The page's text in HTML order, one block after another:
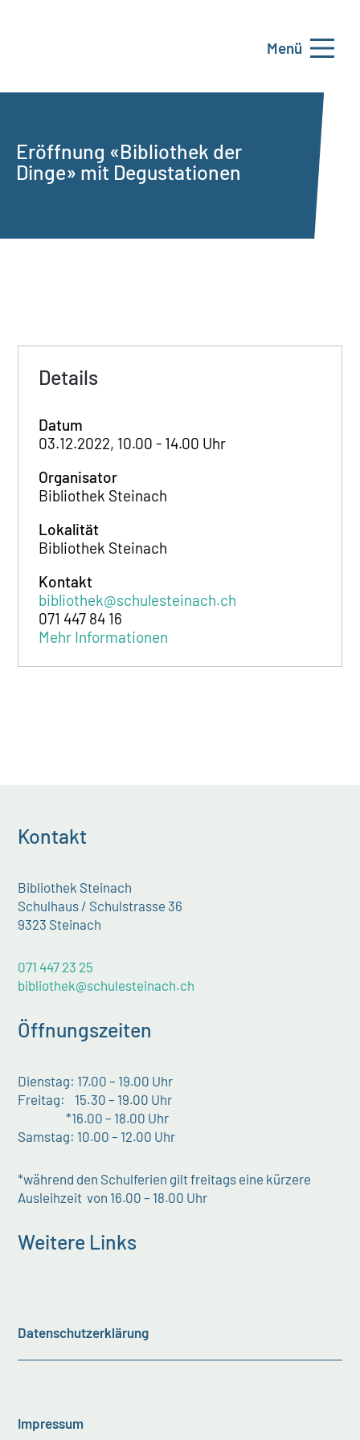
Menü
Eröffnung «Bibliothek der
Dinge» mit Degustationen
Details
Datum
03.12.2022, 10.00 - 14.00 Uhr
Organisator
Bibliothek Steinach
Lokalität
Bibliothek Steinach
Kontakt
bibliothek@schulesteinach.ch
071 447 84 16
Mehr Informationen
Kontakt
Bibliothek Steinach
Schulhaus / Schulstrasse 36
9323 Steinach
071 447 23 25
bibliothek@schulesteinach.ch
Öffnungszeiten
Dienstag: 17.00 – 19.00 Uhr
Freitag: 15.30 – 19.00 Uhr
*16.00 – 18.00 Uhr
Samstag: 10.00 – 12.00 Uhr
*während den Schulferien gilt freitags eine kürzere
Ausleihzeit von 16.00 – 18.00 Uhr
Weitere Links
Datenschutzerklärung
Impressum